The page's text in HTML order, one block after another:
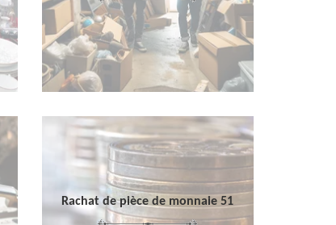
Rachat de pièce de monnaie 51